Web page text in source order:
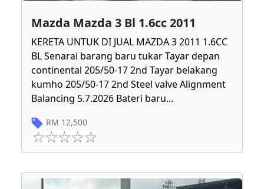
Mazda Mazda 3 Bl 1.6cc 2011
KERETA UNTUK DI JUAL MAZDA 3 2011 1.6CC
BL Senarai barang baru tukar Tayar depan
continental 205/50-17 2nd Tayar belakang
kumho 205/50-17 2nd Steel valve Alignment
Balancing 5.7.2026 Bateri baru...
RM 12,500